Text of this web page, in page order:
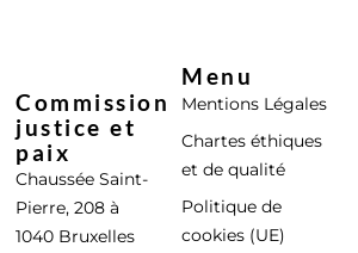
Commission
justice et
paix
Chaussée Saint-
Pierre, 208 à
1040 Bruxelles
Menu
Mentions Légales
Chartes éthiques
et de qualité
Politique de
cookies (UE)